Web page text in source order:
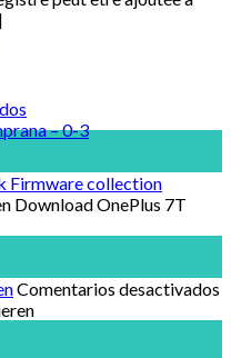
– 0-3
Firmware collection
Download OnePlus 7T
Comentarios desactivados